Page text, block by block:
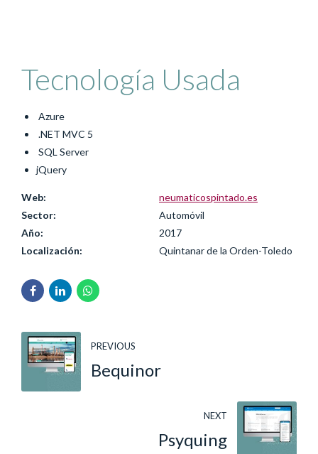
Tecnología Usada
Azure
.NET MVC 5
SQL Server
jQuery
Web:
neumaticospintado.es
Sector:
Automóvil
Año:
2017
Localización:
Quintanar de la Orden-Toledo
PREVIOUS
Bequinor
NEXT
Psyquing